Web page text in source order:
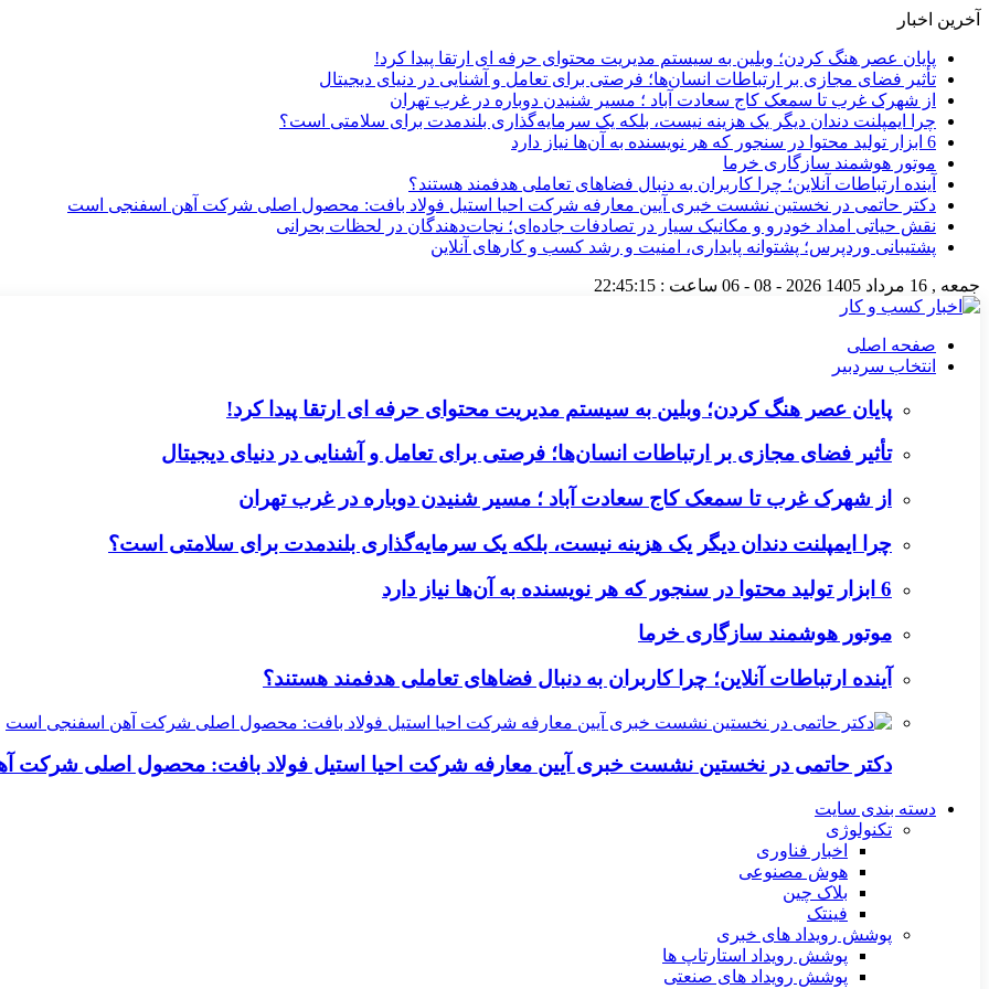
آخرین اخبار
پایان عصر هنگ کردن؛ وبلین به سیستم مدیریت محتوای حرفه ای ارتقا پیدا کرد!
تأثیر فضای مجازی بر ارتباطات انسان‌ها؛ فرصتی برای تعامل و آشنایی در دنیای دیجیتال
از شهرک غرب تا سمعک کاج سعادت آباد ؛ مسیر شنیدن دوباره در غرب تهران
چرا ایمپلنت دندان دیگر یک هزینه نیست، بلکه یک سرمایه‌گذاری بلندمدت برای سلامتی است؟
6 ابزار تولید محتوا در سنجور که هر نویسنده به آن‌ها نیاز دارد
موتور هوشمند سازگاری خرما
آینده ارتباطات آنلاین؛ چرا کاربران به دنبال فضاهای تعاملی هدفمند هستند؟
دکتر حاتمی در نخستین نشست خبری آیین معارفه شرکت احیا استیل فولاد بافت: محصول اصلی شرکت آهن اسفنجی است
نقش حیاتی امداد خودرو و مکانیک سیار در تصادفات جاده‌ای؛ نجات‌دهندگان در لحظات بحرانی
پشتیبانی وردپرس؛ پشتوانه پایداری، امنیت و رشد کسب‌ و کارهای آنلاین
جمعه , 16 مرداد 1405 2026 - 08 - 06 ساعت : 22:45:16
صفحه اصلی
انتخاب سردبیر
پایان عصر هنگ کردن؛ وبلین به سیستم مدیریت محتوای حرفه ای ارتقا پیدا کرد!
تأثیر فضای مجازی بر ارتباطات انسان‌ها؛ فرصتی برای تعامل و آشنایی در دنیای دیجیتال
از شهرک غرب تا سمعک کاج سعادت آباد ؛ مسیر شنیدن دوباره در غرب تهران
چرا ایمپلنت دندان دیگر یک هزینه نیست، بلکه یک سرمایه‌گذاری بلندمدت برای سلامتی است؟
6 ابزار تولید محتوا در سنجور که هر نویسنده به آن‌ها نیاز دارد
موتور هوشمند سازگاری خرما
آینده ارتباطات آنلاین؛ چرا کاربران به دنبال فضاهای تعاملی هدفمند هستند؟
دکتر حاتمی در نخستین نشست خبری آیین معارفه شرکت احیا استیل فولاد بافت: محصول اصلی شرکت
دسته بندی سایت
تکنولوژی
اخبار فناوری
هوش مصنوعی
بلاک چین
فینتک
پوشش رویداد های خبری
پوشش رویداد استارتاپ ها
پوشش رویداد های صنعتی